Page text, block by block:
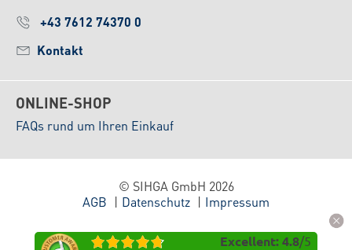
+43 7612 74370 0
Kontakt
ONLINE-SHOP
FAQs rund um Ihren Einkauf
© SIHGA GmbH 2026
AGB
Datenschutz Impressum
Excellent: 4.8/5